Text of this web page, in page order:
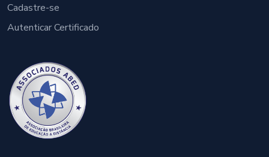
Cadastre-se
Autenticar Certificado